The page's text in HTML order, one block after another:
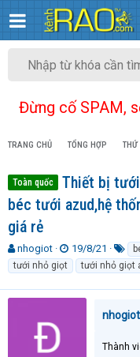
Đừng cố SPAM,
TRANG CHỦ TỔNG HỢP THỨ
Toàn quốc
Thiết bị
béc tưới azud,hệ
giá rẻ
T
h
r
e
nhogiot
N
g
à
y
19/8/21
ừ
k
h
a
tưới nhỏ giọt
tưới nhỏ giọt
nhogiot
Thành